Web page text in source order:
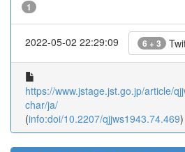
1
2022-05-02 22:29:09 6 + 3
https://www.jstage.jst.go.jp/article/
char/ja/
(info:doi/10.2207/qjjws1943.74.469)